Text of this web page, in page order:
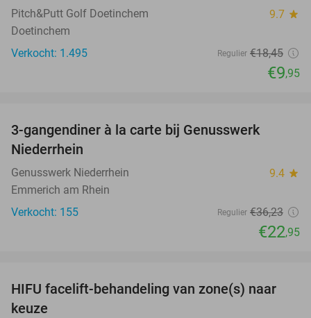
Pitch&Putt Golf Doetinchem 9.7 star
Doetinchem
Verkocht: 1.495
Regulier €18,45
€9,95
3-gangendiner à la carte bij Genusswerk
Niederrhein
Genusswerk Niederrhein 9.4 star
Emmerich am Rhein
Verkocht: 155
Regulier €36,23
€22,95
64%
HIFU facelift-behandeling van zone(s) naar
keuze